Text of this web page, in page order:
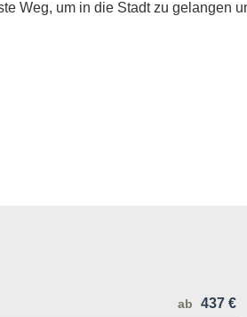
Weg, um in die Stadt zu gelangen
ab 437 €